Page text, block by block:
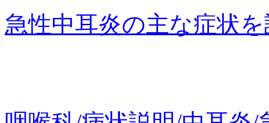
急性中耳炎の主な症状